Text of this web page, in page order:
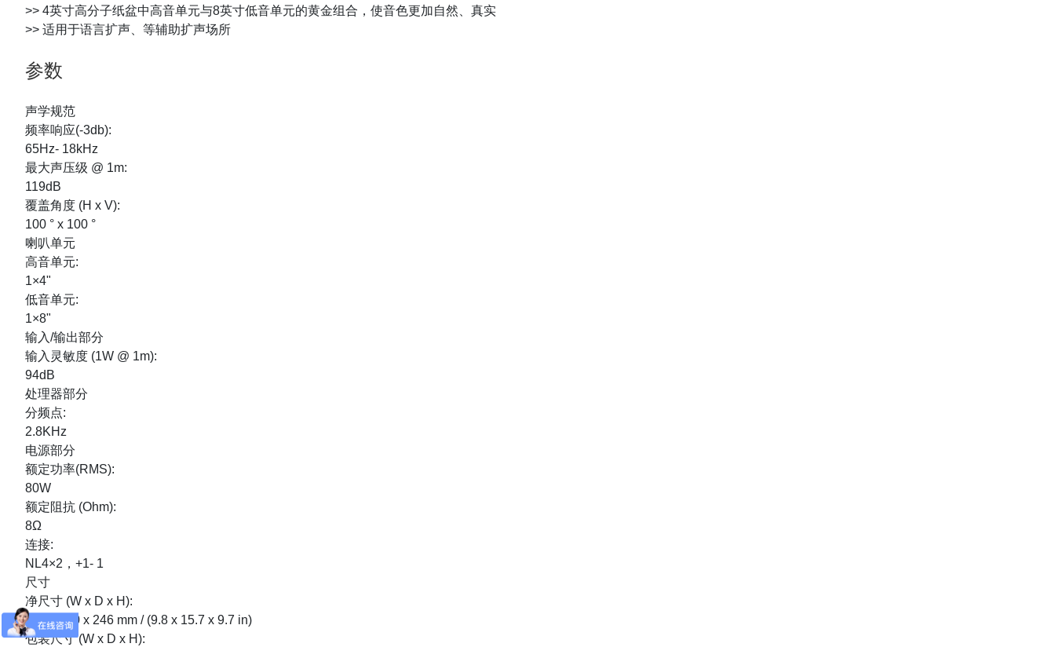
>> 4英寸高分子纸盆中高音单元与8英寸低音单元的黄金组合，使音色更加自然、真实
>> 适用于语言扩声、等辅助扩声场所
参数
声学规范
频率响应(-3db):
65Hz- 18kHz
最大声压级 @ 1m:
119dB
覆盖角度 (H x V):
100 ° x 100 °
喇叭单元
高音单元:
1×4"
低音单元:
1×8"
输入/输出部分
输入灵敏度 (1W @ 1m):
94dB
处理器部分
分频点:
2.8KHz
电源部分
额定功率(RMS):
80W
额定阻抗 (Ohm):
8Ω
连接:
NL4×2，+1- 1
尺寸
净尺寸 (W x D x H):
250 x 400 x 246 mm / (9.8 x 15.7 x 9.7 in)
包装尺寸 (W x D x H):